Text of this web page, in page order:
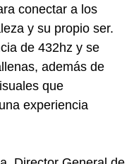
conectar a los
y su propio ser.
de 432hz y se
además de
que
experiencia